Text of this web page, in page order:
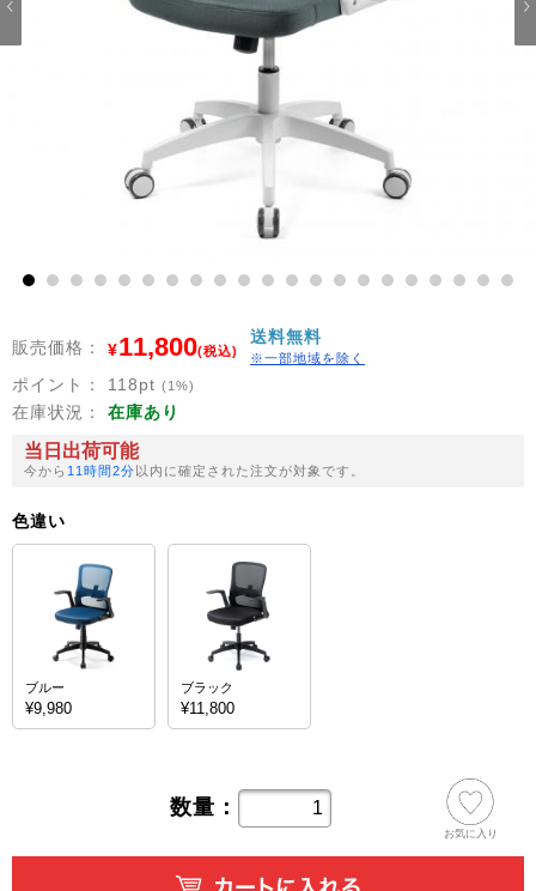
10 11 12 13 14 15 16 17 18 19 20
販売価格： ¥11,800(税込)
送料無料
※一部地域を除く
ポイント： 118pt (1%)
在庫状況： 在庫あり
当日出荷可能
今から 11時間2分以内に確定された注文が対象です。
色違い
ブルー
¥9,980
ブラック
¥11,800
数量：
お気に入り